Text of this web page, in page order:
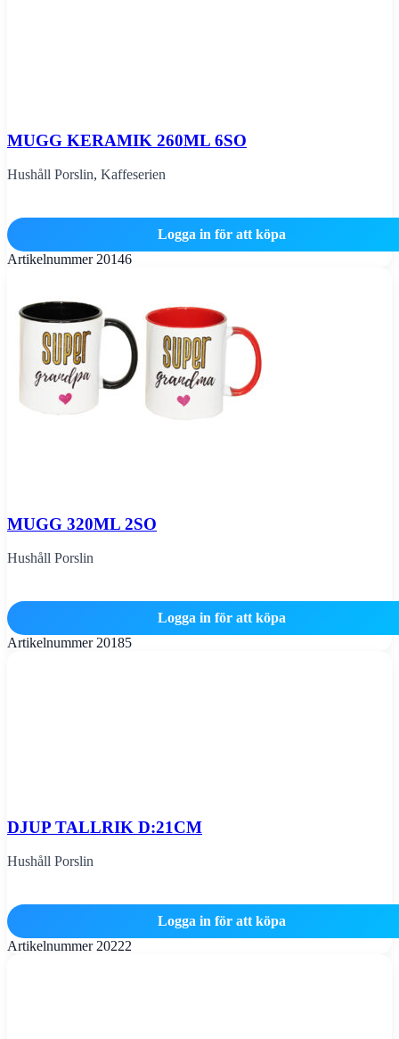
MUGG KERAMIK 260ML 6SO
Hushåll Porslin, Kaffeserien
Logga in för att köpa
Artikelnummer 20146
MUGG 320ML 2SO
Hushåll Porslin
Logga in för att köpa
Artikelnummer 20185
DJUP TALLRIK D:21CM
Hushåll Porslin
Logga in för att köpa
Artikelnummer 20222